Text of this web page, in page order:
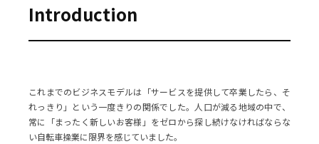
Introduction
これまでのビジネスモデルは「サービスを提供して卒業したら、そ
れっきり」という一度きりの関係でした。人口が減る地域の中で、
常に「まったく新しいお客様」をゼロから探し続けなければならな
い自転車操業に限界を感じていました。